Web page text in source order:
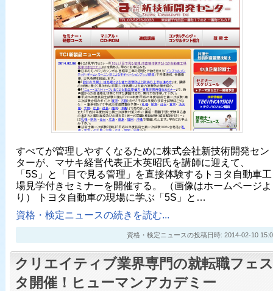
すべてが管理しやすくなるために株式会社新技術開発セン
ターが、マサキ経営代表正木英昭氏を講師に迎えて、
「5S」と「目で見る管理」を直接体験するトヨタ自動車工
場見学付きセミナーを開催する。 （画像はホームページよ
り） トヨタ自動車の現場に学ぶ「5S」と…
資格・検定ニュースの続きを読む...
資格・検定ニュースの投稿日時: 2014-02-10
クリエイティブ業界専門の就転職フェス
タ開催！ヒューマンアカデミー